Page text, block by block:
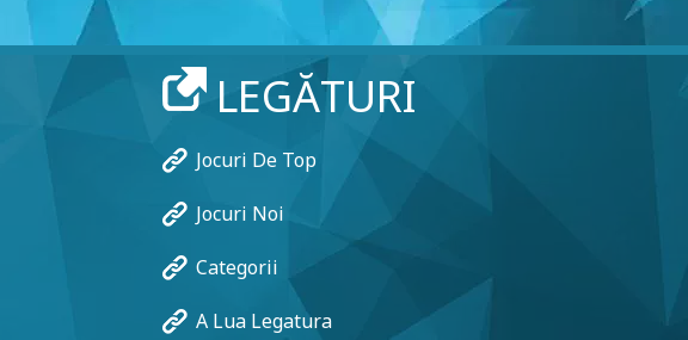
LEGĂTURI
Jocuri De Top
Jocuri Noi
Categorii
A Lua Legatura